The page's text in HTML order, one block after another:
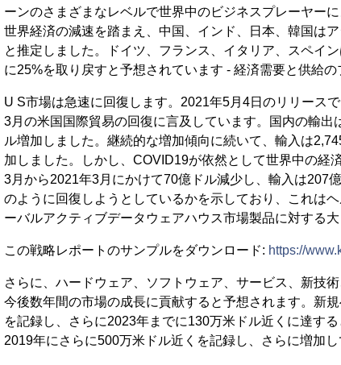
ーンのさまざまなレベルで世界中のビジネスプレーヤー
世界経済の減速を踏まえ、中国、インド、日本、韓国は
と推定しました。ドイツ、フランス、イタリア、スペイ
に25%を取り戻すと予想されています - 経済需要と供給の
U S市場は急速に回復します。2021年5月4日のリリース
3月の米国国際貿易の回復に言及しています。国内の輸
ル増加しました。継続的な増加傾向に続いて、輸入は
加しました。しかし、COVID19が依然として世界中の経
3月から2021年3月にかけて70億ドル減少し、輸入は207
のように回復しようとしているかを示しており、これは
ーバルアクティブデータウェアハウス市場製品に対する大
この戦略レポートのサンプルをダウンロード: https://
さらに、ハードウェア、ソフトウェア、サービス、新技
今後数年間の市場の成長に貢献すると予想されます。新
を記録し、さらに2023年までに130万米ドル近くに達す
2019年にさらに500万米ドル近くを記録し、さらに増加し